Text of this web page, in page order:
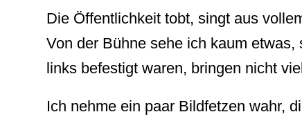
Die Öffentlichkeit tobt, singt aus
Von der Bühne sehe ich kaum
links befestigt waren, bringen nicht
Ich nehme ein paar Bildfetzen wahr,